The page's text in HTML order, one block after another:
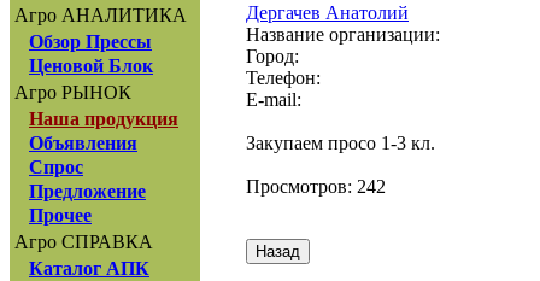
Агро АНАЛИТИКА
Обзор Прессы
Ценовой Блок
Агро РЫНОК
Наша продукция
Объявления
Спрос
Предложение
Прочее
Агро СПРАВКА
Каталог АПК
Дергачев Анатолий
Название организации:
Город:
Телефон:
E-mail:
Закупаем просо 1-3 кл.
Просмотров: 242